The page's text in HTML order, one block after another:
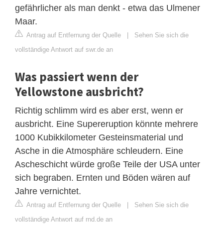
gefährlicher als man denkt - etwa das Ulmener
Maar.
Antrag auf Entfernung der Quelle | Sehen Sie sich die
vollständige Antwort auf swr.de an
Was passiert wenn der
Yellowstone ausbricht?
Richtig schlimm wird es aber erst, wenn er
ausbricht. Eine Supereruption könnte mehrere
1000 Kubikkilometer Gesteinsmaterial und
Asche in die Atmosphäre schleudern. Eine
Ascheschicht würde große Teile der USA unter
sich begraben. Ernten und Böden wären auf
Jahre vernichtet.
Antrag auf Entfernung der Quelle | Sehen Sie sich die
vollständige Antwort auf rnd.de an